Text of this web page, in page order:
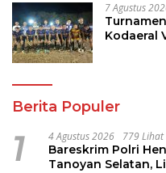
7 Agustus
Kodaeral
Berita Populer
1 4 Agustus 2026 779 Lihat
Bareskrim Polri
Tanoyan Selatan,